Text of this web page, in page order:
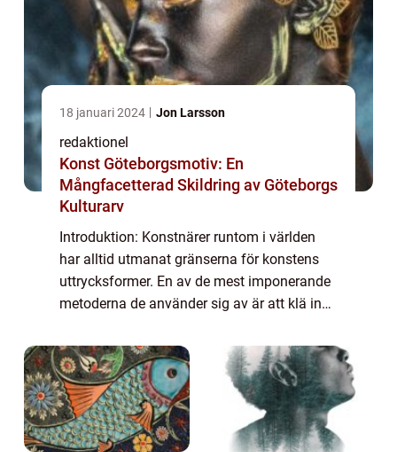
18 januari 2024 Jon Larsson
redaktionel
Konst Göteborgsmotiv: En
Mångfacetterad Skildring av Göteborgs
Kulturarv
Introduktion: Konstnärer runtom i världen
har alltid utmanat gränserna för konstens
uttrycksformer. En av de mest imponerande
metoderna de använder sig av är att klä in
arkitektur till ett levande konstverk ...